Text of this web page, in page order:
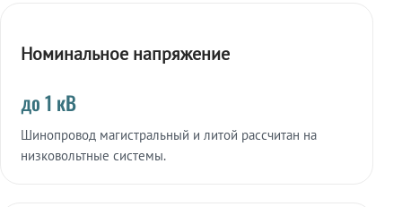
Номинальное напряжение
до 1 кВ
Шинопровод магистральный и литой рассчитан на
низковольтные системы.